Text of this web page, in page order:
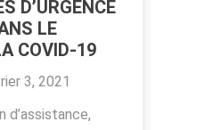
D’URGENCE
LE
COVID-19
3, 2021
d’assistance,